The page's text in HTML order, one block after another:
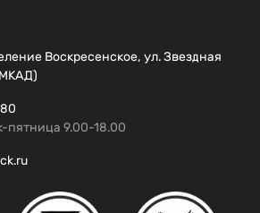
Воскресенское, ул. Звездная
МКАД)
пятница 9.00-18.00